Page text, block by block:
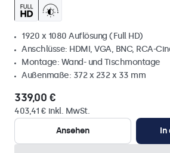
1920 x 1080 Auflösung (Full HD)
Anschlüsse: HDMI, VGA, BNC, RCA-
Montage: Wand- und Tischmontage
Außenmaße: 372 x 232 x 33 mm
339,00 €
403,41 € inkl. MwSt.
Ansehen
In